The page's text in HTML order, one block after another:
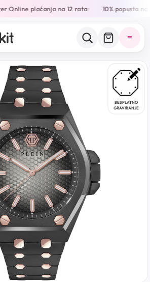
•Online plaćanja na 12 rata• 10% popusta
BESPLATNO
GRAVIRANJE